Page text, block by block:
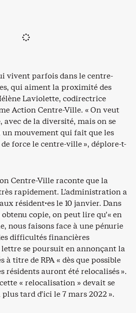
vivent parfois dans le centre-
qui aiment la proximité des
Laviolette, codirectrice
Action Centre-Ville. « On veut
de la diversité, mais on se
un mouvement qui fait que les
force le centre-ville », déplore-t-
Centre-Ville raconte que la
rapidement. L’administration a
résident·es le 10 janvier. Dans
copie, on peut lire qu’« en
nous faisons face à une pénurie
difficultés financières
se poursuit en annonçant la
à titre de RPA « dès que possible
résidents auront été relocalisés ».
« relocalisation » devait se
tard d’ici le 7 mars 2022 ».